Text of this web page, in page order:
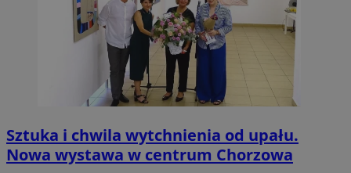
Sztuka i chwila wytchnienia od upału.
Nowa wystawa w centrum Chorzowa